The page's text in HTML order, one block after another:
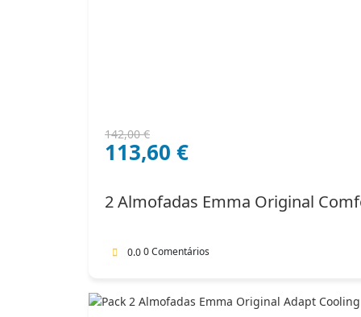
142,00€
O
preço
142,00 €.
113,60 €
O
preço
113,60 €.
2 Almofadas Emma Original
0.00 Comentários